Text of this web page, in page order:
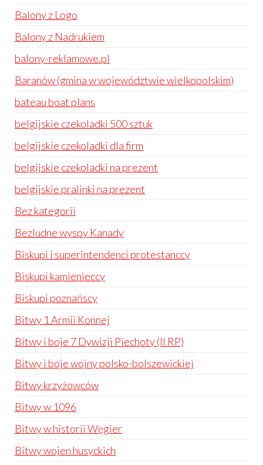
Balony z Logo
Balony z Nadrukiem
balony-reklamowe.pl
Baranów (gmina w województwie wielkopolskim)
bateau boat plans
belgijskie czekoladki 500 sztuk
belgijskie czekoladki dla firm
belgijskie czekoladki na prezent
belgijskie pralinki na prezent
Bez kategorii
Bezludne wyspy Kanady
Biskupi i superintendenci protestanccy
Biskupi kamienieccy
Biskupi poznańscy
Bitwy 1 Armii Konnej
Bitwy i boje 7 Dywizji Piechoty (II RP)
Bitwy i boje wojny polsko-bolszewickiej
Bitwy krzyżowców
Bitwy w 1096
Bitwy w historii Węgier
Bitwy wojen husyckich